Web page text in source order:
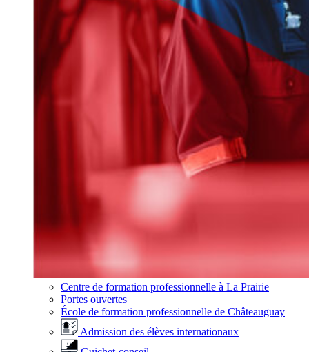
Centre de formation professionnelle à La Prairie
Portes ouvertes
École de formation professionnelle de Châteauguay
Admission des élèves internationaux